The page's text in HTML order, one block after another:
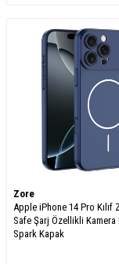
Zore
Apple iPhone 14 Pro Kılıf
Safe Şarj Özellikli Kamera
Spark Kapak